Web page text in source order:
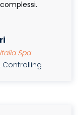
Spa
Controlling